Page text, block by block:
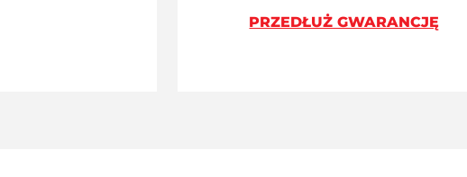
PRZEDŁUŻ GWARANCJĘ